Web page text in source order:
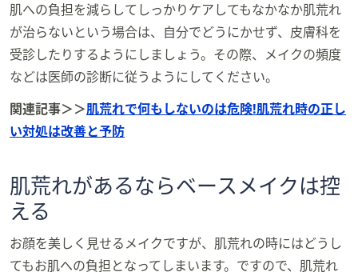
肌への負担を減らしてしっかりケアしてもなかなか肌荒れ
が治らないという場合は、自分でどうにかせず、皮膚科を
受診したりするようにしましょう。その際、メイクの頻度
などは医師の診断に従うようにしてください。
関連記事＞＞肌荒れで何もしないのは危険!肌荒れ時の正し
い対処は改善と予防
肌荒れがあるならベースメイクは控
える
お顔を美しく見せるメイクですが、肌荒れの時にはどうし
てもお肌への負担となってしまいます。ですので、肌荒れ